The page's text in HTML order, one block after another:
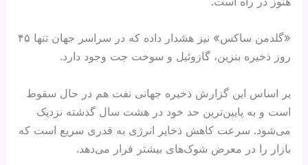
«گلدمن ساکس» نیز هشدار داده که در سراسر جهان تنها ۴۵
روز ذخیره بنزین، گازوئیل و سوخت جت وجود دارد.
بر اساس این گزارش ذخیره جهانی نفت هم در حال سقوط
است و به پایین‌ترین حد خود در هشت سال گذشته نزدیک
می‌شود. سرعت کاهش ذخایر انرژی به قدری سریع است که
بازار را در معرض شوک‌های بیشتر قرار می‌دهد.